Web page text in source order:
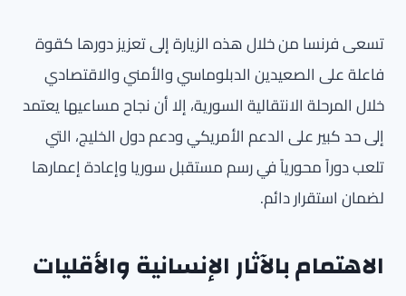
تسعى فرنسا من خلال هذه الزيارة إلى تعزيز دورها كقوة
فاعلة على الصعيدين الدبلوماسي والأمني والاقتصادي
خلال المرحلة الانتقالية السورية، إلا أن نجاح مساعيها يعتمد
إلى حد كبير على الدعم الأمريكي ودعم دول الخليج، التي
تلعب دوراً محورياً في رسم مستقبل سوريا وإعادة إعمارها
لضمان استقرار دائم.
الاهتمام بالآثار الإنسانية والأقليات